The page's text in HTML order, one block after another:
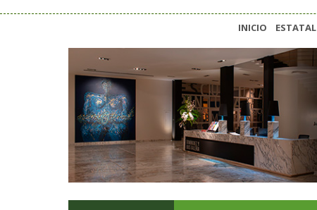
INICIO ESTATAL